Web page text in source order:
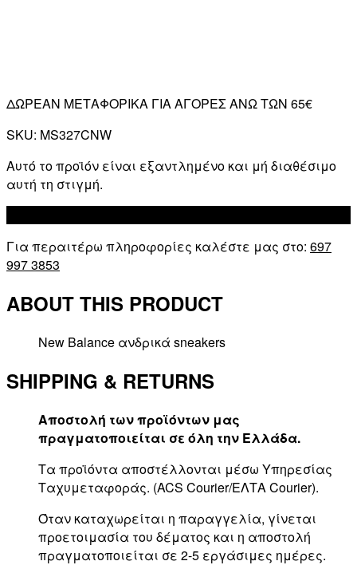
ΔΩΡΕΑΝ ΜΕΤΑΦΟΡΙΚΑ ΓΙΑ ΑΓΟΡΕΣ ΑΝΩ ΤΩΝ 65€
SKU: MS327CNW
Αυτό το προϊόν είναι εξαντλημένο και μή διαθέσιμο
αυτή τη στιγμή.
Για περαιτέρω πληροφορίες καλέστε μας στο: 697
997 3853
ABOUT THIS PRODUCT
New Balance ανδρικά sneakers
SHIPPING & RETURNS
Αποστολή των προϊόντων μας
πραγματοποιείται σε όλη την Ελλάδα.
Τα προϊόντα αποστέλλονται μέσω Υπηρεσίας
Ταχυμεταφοράς. (ACS Courier/ΕΛΤΑ Courier).
Όταν καταχωρείται η παραγγελία, γίνεται
προετοιμασία του δέματος και η αποστολή
πραγματοποιείται σε 2-5 εργάσιμες ημέρες.